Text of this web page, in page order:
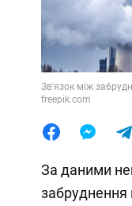
Лайфхаки
Зв'язок між
freepik.com
За даними
забруднення